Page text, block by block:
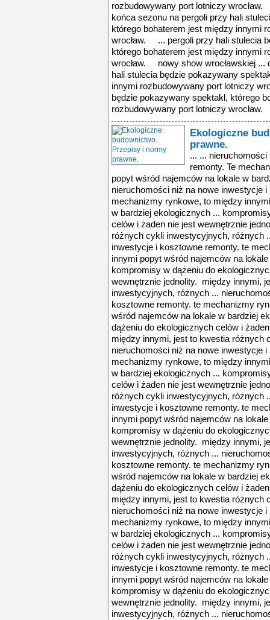
rozbudowywany port lotniczy
końca sezonu na pergoli przy hali
którego bohaterem jest między innymi
wrocław. ... pergoli przy hali stulecia
którego bohaterem jest między innymi
wrocław. nowy show wrocławskiej ...
hali stulecia będzie pokazywany
innymi rozbudowywany port lotniczy
będzie pokazywany spektakl, którego
rozbudowywany port lotniczy
Ekologiczne
prawne.
... ...
remonty. Te
popyt wśród najemców na lokale w
nieruchomości niż na nowe inwestycje
mechanizmy rynkowe, to między
w bardziej ekologicznych ...
celów i żaden nie jest wewnętrznie
różnych cykli inwestycyjnych, różnych
inwestycje i kosztowne remonty. te
innymi popyt wśród najemców na
kompromisy w dążeniu do
wewnętrznie jednolity. między innymi,
inwestycyjnych, różnych ...
kosztowne remonty. te mechanizmy
wśród najemców na lokale w bardziej
dążeniu do ekologicznych celów i
między innymi, jest to kwestia różnych
nieruchomości niż na nowe inwestycje
mechanizmy rynkowe, to między
w bardziej ekologicznych ...
celów i żaden nie jest wewnętrznie
różnych cykli inwestycyjnych, różnych
inwestycje i kosztowne remonty. te
innymi popyt wśród najemców na
kompromisy w dążeniu do
wewnętrznie jednolity. między innymi,
inwestycyjnych, różnych ...
kosztowne remonty. te mechanizmy
wśród najemców na lokale w bardziej
dążeniu do ekologicznych celów i
między innymi, jest to kwestia różnych
nieruchomości niż na nowe inwestycje
mechanizmy rynkowe, to między
w bardziej ekologicznych ...
celów i żaden nie jest wewnętrznie
różnych cykli inwestycyjnych, różnych
inwestycje i kosztowne remonty. te
innymi popyt wśród najemców na
kompromisy w dążeniu do
wewnętrznie jednolity. między innymi,
inwestycyjnych, różnych ...